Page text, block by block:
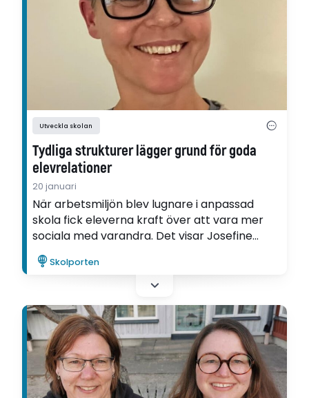
Utveckla skolan
Tydliga strukturer lägger grund för goda
elevrelationer
20 januari
När arbetsmiljön blev lugnare i anpassad
skola fick eleverna kraft över att vara mer
sociala med varandra. Det visar Josefine
Brunnegård i sin utvecklingsartikel, som
skrivits inom ramen för Ifous FoU-program
Kunskapsuppdraget i anpassad skola.
Skolporten